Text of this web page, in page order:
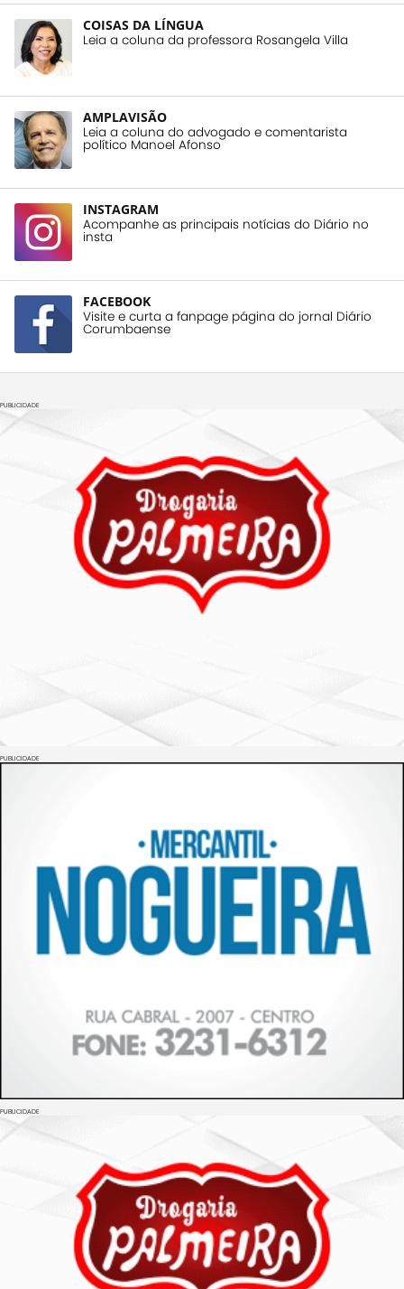
COISAS DA LÍNGUA
Leia a coluna da professora Rosangela Villa
AMPLAVISÃO
Leia a coluna do advogado e comentarista
político Manoel Afonso
INSTAGRAM
Acompanhe as principais notícias do Diário no
insta
FACEBOOK
Visite e curta a fanpage página do jornal Diário
Corumbaense
PUBLICIDADE
PUBLICIDADE
PUBLICIDADE